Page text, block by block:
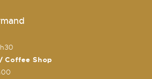
Coffee Shop